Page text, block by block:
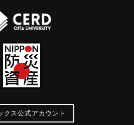
クス公式アカウント